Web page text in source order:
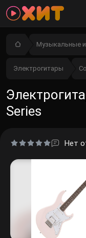
Музыкальные
Электрогитары
Series
Нет